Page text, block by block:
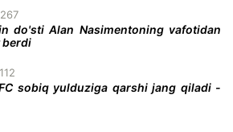
267
do'sti Alan Nasimentoning vafotidan
berdi
112
sobiq yulduziga qarshi jang qiladi -